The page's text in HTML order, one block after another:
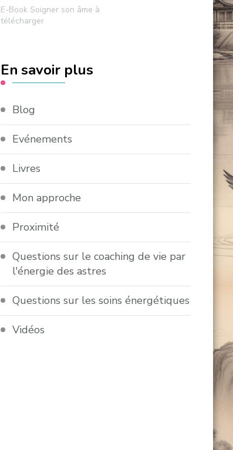
E-Book Soigner son âme à
télécharger
En savoir plus
Blog
Evénements
Livres
Mon approche
Proximité
Questions sur le coaching de vie par
l'énergie des astres
Questions sur les soins énergétiques
Vidéos